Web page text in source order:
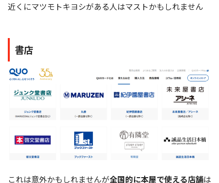
近くにマツモトキヨシがある人はマストかもしれません
書店
これは意外かもしれませんが全国的に本屋で使える店舗は